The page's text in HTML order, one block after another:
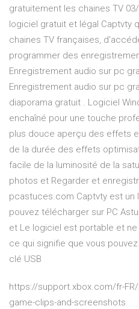
gratuitement les chaines TV
logiciel gratuit et légal Captvty
chaines TV françaises,
programmer des
Enregistrement audio sur pc
Enregistrement audio sur pc
diaporama gratuit . Logiciel
enchaîné pour une touche
plus douce aperçu des effets
de la durée des effets
facile de la luminosité de la
photos et Regarder et
pcastuces.com Captvty est un
pouvez télécharger sur PC
et Le logiciel est portable et
ce qui signifie que vous
clé USB
https://support.xbox.com/fr-
game-clips-and-screenshots